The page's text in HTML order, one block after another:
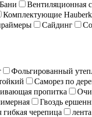
Бани Вентиляционная
Комплектующие Hauberk
Сайдинг
Фольгированный
Саморез по
пропитка
Гвоздь
гибкая черепица